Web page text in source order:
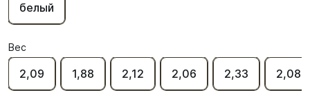
белый
Вес
2,09 1,88 2,12 2,06 2,33 2,08